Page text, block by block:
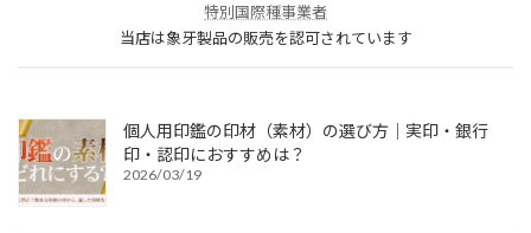
特別国際種事業者
当店は象牙製品の販売を認可されています
個人用印鑑の印材（素材）の選び方｜実印・銀行
印・認印におすすめは？
2026/03/19